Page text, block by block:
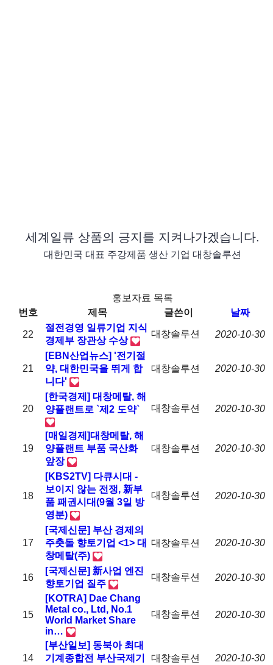
세계일류 상품의 긍지를 지켜나가겠습니다.
대한민국 대표 주강제품 생산 기업 대창솔루션
홍보자료 목록
번호
제목 글쓴이 날짜
22
절전경영 일류기업 지식
경제부 장관상 수상
대창솔루션 2020-10-30
21
[EBN산업뉴스] '전기절
약, 대한민국을 뛰게 합
니다'
대창솔루션 2020-10-30
20
[한국경제] 대창메탈, 해
양플랜트로 `제2 도약`
대창솔루션 2020-10-30
19
[매일경제]대창메탈, 해
양플랜트 부품 국산화
앞장
대창솔루션 2020-10-30
18
[KBS2TV] 다큐시대 -
보이지 않는 전쟁, 新부
품 패권시대(9월 3일 방
영분)
대창솔루션 2020-10-30
17
[국제신문] 부산 경제의
주춧돌 향토기업 <1> 대
창메탈(주)
대창솔루션 2020-10-30
16
[국제신문] 新사업 엔진
향토기업 질주
대창솔루션 2020-10-30
15
[KOTRA] Dae Chang
Metal co., Ltd, No.1
World Market Share
in…
대창솔루션 2020-10-30
14
[부산일보] 동북아 최대
기계종합전 부산국제기
대창솔루션 2020-10-30